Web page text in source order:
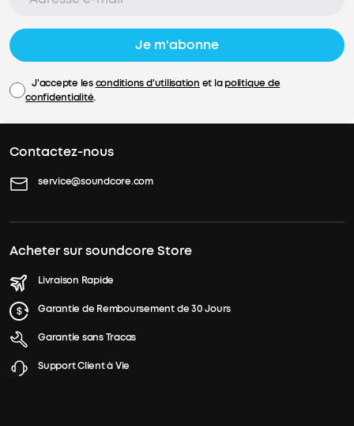
Je m'abonne
J'accepte lesconditions d'utilisation et lapolitique de
confidentialité.
Contactez-nous
service@soundcore.com
Acheter sur soundcore Store
Livraison Rapide
Garantie de Remboursement de 30 Jours
Garantie sans Tracas
Support Client à Vie